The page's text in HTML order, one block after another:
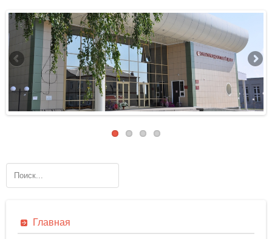
Главная